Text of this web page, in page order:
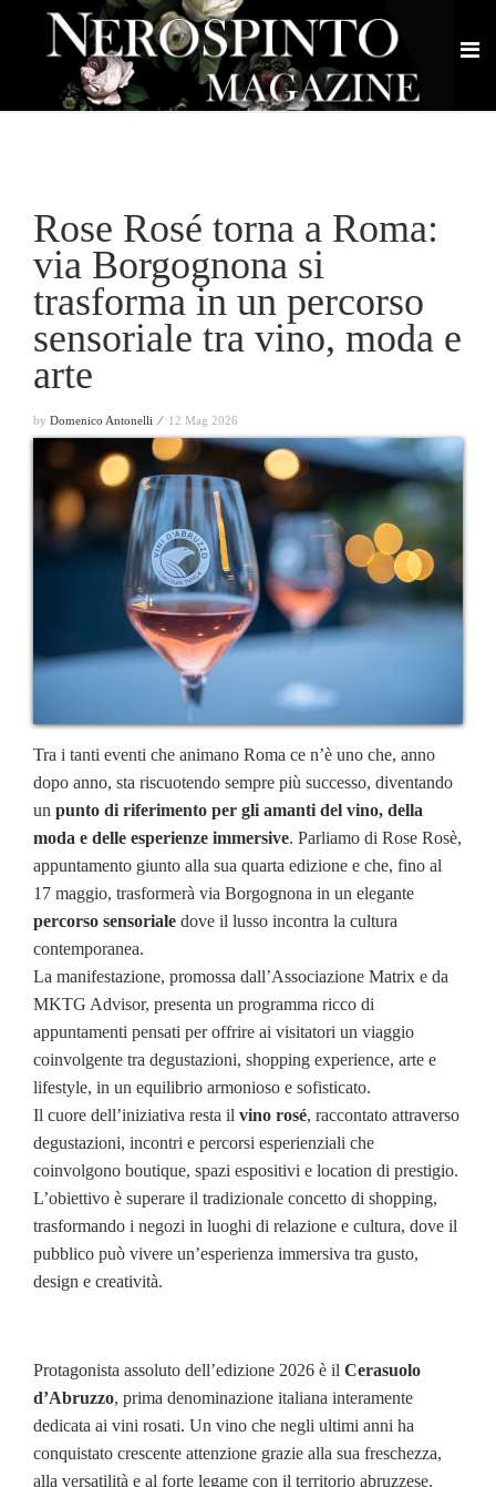
Rose Rosé torna a Roma:
via Borgognona si
trasforma in un percorso
sensoriale tra vino, moda e
arte
by Domenico Antonelli ⁄ 12 Mag 2026
Tra i tanti eventi che animano Roma ce n’è uno che, anno
dopo anno, sta riscuotendo sempre più successo, diventando
un punto di riferimento per gli amanti del vino, della
moda e delle esperienze immersive. Parliamo di Rose Rosè,
appuntamento giunto alla sua quarta edizione e che, fino al
17 maggio, trasformerà via Borgognona in un elegante
percorso sensoriale dove il lusso incontra la cultura
contemporanea.
La manifestazione, promossa dall’Associazione Matrix e da
MKTG Advisor, presenta un programma ricco di
appuntamenti pensati per offrire ai visitatori un viaggio
coinvolgente tra degustazioni, shopping experience, arte e
lifestyle, in un equilibrio armonioso e sofisticato.
Il cuore dell’iniziativa resta il vino rosé, raccontato attraverso
degustazioni, incontri e percorsi esperienziali che
coinvolgono boutique, spazi espositivi e location di prestigio.
L’obiettivo è superare il tradizionale concetto di shopping,
trasformando i negozi in luoghi di relazione e cultura, dove il
pubblico può vivere un’esperienza immersiva tra gusto,
design e creatività.
Protagonista assoluto dell’edizione 2026 è il Cerasuolo
d’Abruzzo, prima denominazione italiana interamente
dedicata ai vini rosati. Un vino che negli ultimi anni ha
conquistato crescente attenzione grazie alla sua freschezza,
alla versatilità e al forte legame con il territorio abruzzese.